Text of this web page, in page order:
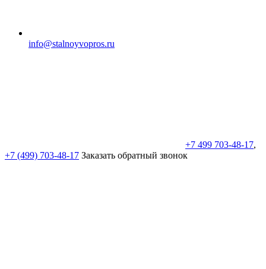
info@stalnoyvopros.ru
+7 499 703-48-17,
+7 (499) 703-48-17 Заказать обратный звонок